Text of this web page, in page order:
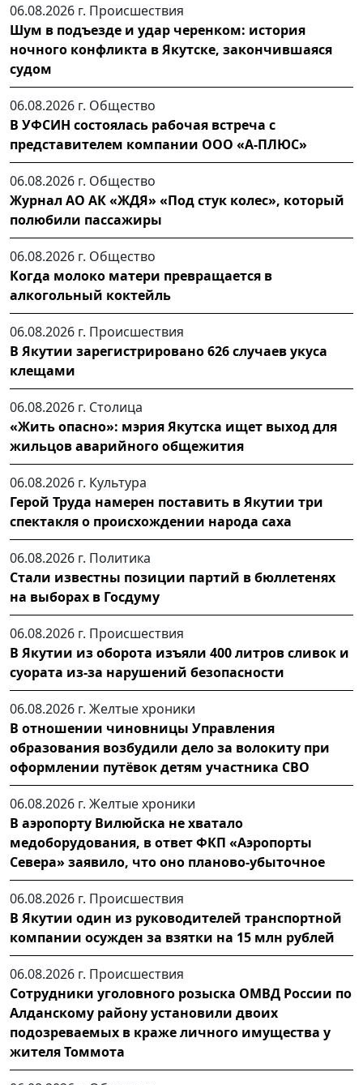
06.08.2026 г. Происшествия
Шум в подъезде и удар черенком: история
ночного конфликта в Якутске, закончившаяся
судом
06.08.2026 г. Общество
В УФСИН состоялась рабочая встреча с
представителем компании ООО «А-ПЛЮС»
06.08.2026 г. Общество
Журнал АО АК «ЖДЯ» «Под стук колес», который
полюбили пассажиры
06.08.2026 г. Общество
Когда молоко матери превращается в
алкогольный коктейль
06.08.2026 г. Происшествия
В Якутии зарегистрировано 626 случаев укуса
клещами
06.08.2026 г. Столица
«Жить опасно»: мэрия Якутска ищет выход для
жильцов аварийного общежития
06.08.2026 г. Культура
Герой Труда намерен поставить в Якутии три
спектакля о происхождении народа саха
06.08.2026 г. Политика
Стали известны позиции партий в бюллетенях
на выборах в Госдуму
06.08.2026 г. Происшествия
В Якутии из оборота изъяли 400 литров сливок и
суората из-за нарушений безопасности
06.08.2026 г. Желтые хроники
В отношении чиновницы Управления
образования возбудили дело за волокиту при
оформлении путёвок детям участника СВО
06.08.2026 г. Желтые хроники
В аэропорту Вилюйска не хватало
медоборудования, в ответ ФКП «Аэропорты
Севера» заявило, что оно планово-убыточное
06.08.2026 г. Происшествия
В Якутии один из руководителей транспортной
компании осужден за взятки на 15 млн рублей
06.08.2026 г. Происшествия
Сотрудники уголовного розыска ОМВД России по
Алданскому району установили двоих
подозреваемых в краже личного имущества у
жителя Томмота